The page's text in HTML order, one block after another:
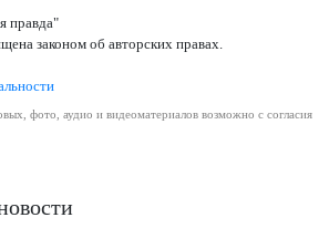
правда"
законом об авторских правах.
фото, аудио и видеоматериалов возможно с согласия